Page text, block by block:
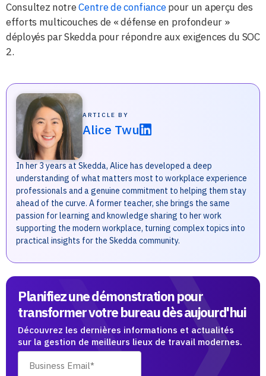
Consultez notreCentre de confiancepour un aperçu des
efforts multicouches de « défense en profondeur »
déployés par Skedda pour répondre aux exigences du SOC
2.
ARTICLE BY
Alice Twu
In her 3 years at Skedda, Alice has developed a deep
understanding of what matters most to workplace experience
professionals and a genuine commitment to helping them stay
ahead of the curve. A former teacher, she brings the same
passion for learning and knowledge sharing to her work
supporting the modern workplace, turning complex topics into
practical insights for the Skedda community.
Planifiez une démonstration pour
transformer votre bureau dès aujourd'hui
Découvrez les dernières informations et actualités
sur la gestion de meilleurs lieux de travail modernes.